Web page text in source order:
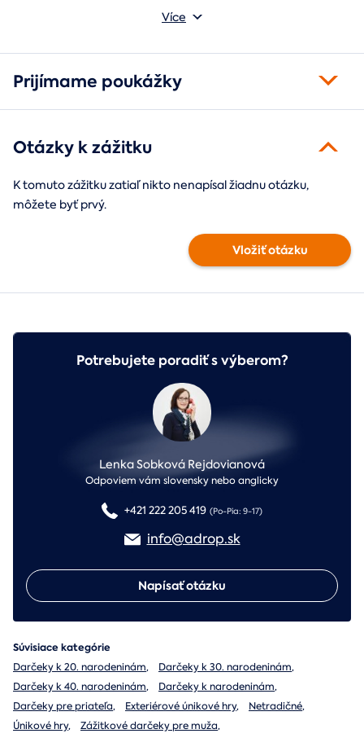
absolvovaní tam poputuje fotka zo zážitku, ktorá pri každom
Môžete vybrať z motívov balónový, tunelový a univerzálny
Více
Prijímame poukážky
Otázky k zážitku
K tomuto zážitku zatiaľ nikto nenapísal žiadnu otázku,
môžete byť prvý.
Vložiť otázku
Potrebujete poradiť s výberom?
Lenka Sobková Rejdovianová
Odpoviem vám slovensky nebo anglicky
+421 222 205 419 (Po-Pia: 9-17)
info@adrop.sk
Napísať otázku
Súvisiace kategórie
Darčeky k 20. narodeninám, Darčeky k 30. narodeninám,
Darčeky k 40. narodeninám, Darčeky k narodeninám,
Darčeky pre priateľa, Exteriérové únikové hry, Netradičné,
Únikové hry, Zážitkové darčeky pre muža,